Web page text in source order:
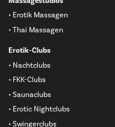
Erotik Massagen
Thai Massagen
Erotik-Clubs
Nachtclubs
FKK-Clubs
Saunaclubs
Erotic Nightclubs
Swingerclubs